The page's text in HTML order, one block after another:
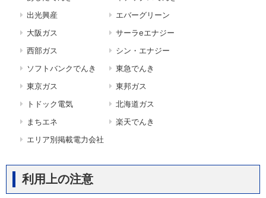
出光興産
エバーグリーン
大阪ガス
サーラeエナジー
西部ガス
シン・エナジー
ソフトバンクでんき
東急でんき
東京ガス
東邦ガス
トドック電気
北海道ガス
まちエネ
楽天でんき
エリア別掲載電力会社
利用上の注意